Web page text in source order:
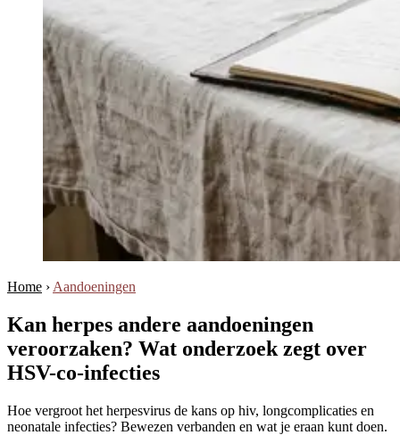
Home › Aandoeningen
Kan herpes andere aandoeningen
veroorzaken? Wat onderzoek zegt over
HSV-co-infecties
Hoe vergroot het herpesvirus de kans op hiv, longcomplicaties en
neonatale infecties? Bewezen verbanden en wat je eraan kunt doen.